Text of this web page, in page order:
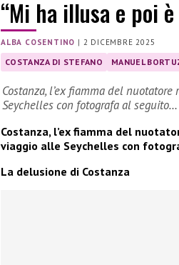
“Mi ha illusa e poi
ALBA COSENTINO | 2 DICEMBRE 2025
COSTANZA DI STEFANO MANUEL
Costanza, l’ex fiamma del
Seychelles con fotografa al seguito…
Costanza, l’ex fiamma del
viaggio alle Seychelles con
La delusione di Costanza